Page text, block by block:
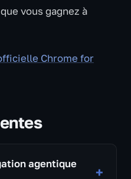
vous gagnez à
Chrome for
agentique